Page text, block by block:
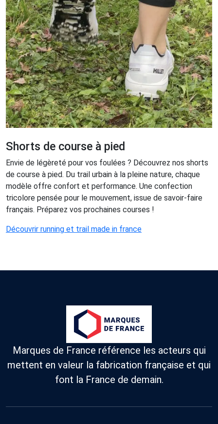
Shorts de course à pied
Envie de légèreté pour vos foulées ? Découvrez nos shorts
de course à pied. Du trail urbain à la pleine nature, chaque
modèle offre confort et performance. Une confection
tricolore pensée pour le mouvement, issue de savoir-faire
français. Préparez vos prochaines courses !
Découvrir running et trail made in france
Marques de France référence les acteurs qui
mettent en valeur la fabrication française et qui
font la France de demain.